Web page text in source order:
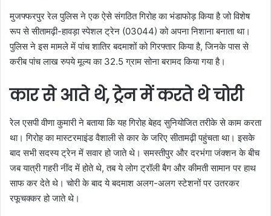
मुजफ्फरपुर रेल पुलिस ने एक ऐसे संगठित गिरोह का भंडाफोड़ किया है जो विशेष
रूप से सीतामढ़ी-हावड़ा स्पेशल ट्रेन (03044) को अपना निशाना बनाता था।
पुलिस ने इस मामले में पांच शातिर बदमाशों को गिरफ्तार किया है, जिनके पास से
करीब पांच लाख रुपये मूल्य का 32.5 ग्राम सोना बरामद किया गया है।
कार से आते थे, ट्रेन में करते थे चोरी
रेल एसपी वीणा कुमारी ने बताया कि यह गिरोह बेहद सुनियोजित तरीके से काम करता
था। गिरोह का मास्टरमाइंड वैशाली से कार के जरिए सीतामढ़ी पहुंचता था। इसके
बाद सभी सदस्य ट्रेन में सवार हो जाते थे। समस्तीपुर और दरभंगा जंक्शन के बीच
जब यात्री गहरी नींद में होते थे, तब ये लोग ट्रॉली बैग और कीमती सामान पर हाथ
साफ कर देते थे। चोरी के बाद ये बदमाश अलग-अलग स्टेशनों पर उतरकर
रफूचक्कर हो जाते थे।